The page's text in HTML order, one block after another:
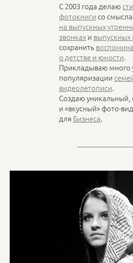
С 2003 года делаю
фотокниги со
на выпускных
звонкахи выпускных
сохранить
о детстве и юности.
Прикладываю много
популяризации
видеолетописи.
Создаю
и «вкусный» фото-
для Бизнеса.